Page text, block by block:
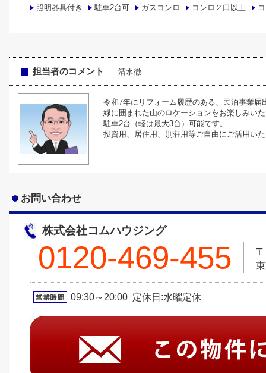
照明器具付き
駐車2台可 ガスコンロ コンロ２口以上
担当者のコメント 清水徹
令和7年にリフォーム履歴のある、民泊事業届
緑に囲まれた山のロケーションをお楽しみい
駐車2台（軽は最大3台）可能です。
投資用、居住用、別荘用等ご自由にご活用い
お問い合わせ
株式会社コムハウジング
0120-469-455
09:30～20:00 定休日:水曜定休